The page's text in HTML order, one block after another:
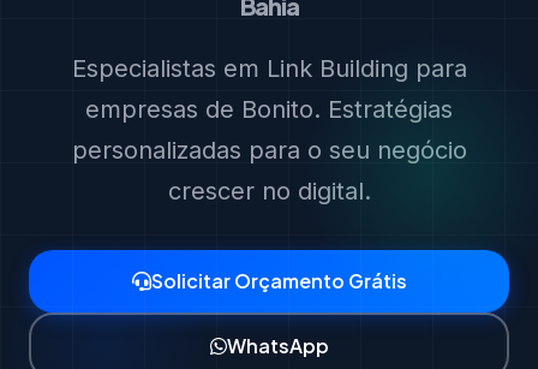
Especialistas em Link Building para
empresas de Bonito. Estratégias
personalizadas para o seu negócio
crescer no digital.
Solicitar Orçamento Grátis
WhatsApp